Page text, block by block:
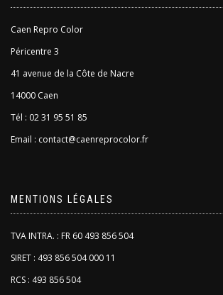
Caen Repro Color
Péricentre 3
41 avenue de la Côte de Nacre
14000 Caen
Tél : 02 31 95 51 85
Email : contact@caenreprocolor.fr
MENTIONS LÉGALES
TVA INTRA. : FR 60 493 856 504
SIRET : 493 856 504 000 11
RCS : 493 856 504